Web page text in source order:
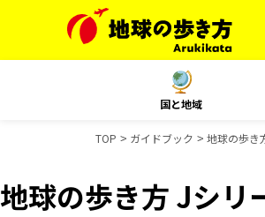
国と地域
TOP ガイドブック 地球の歩き
地球の歩き方 Jシ